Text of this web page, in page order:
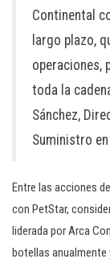
Continental
largo plazo,
operaciones,
toda la
Sánchez,
Suministro
Entre las acciones
con PetStar,
liderada por Arca
botellas anualmente